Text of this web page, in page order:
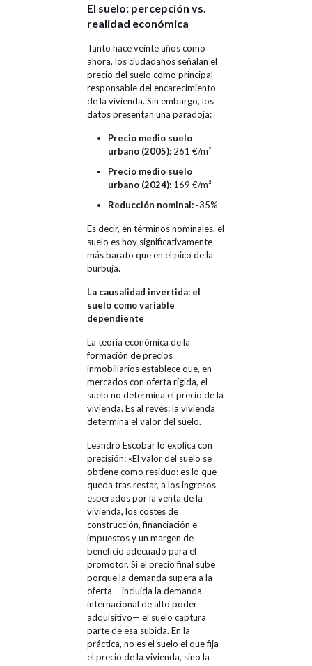
El suelo: percepción vs.
realidad económica
Tanto hace veinte años como
ahora, los ciudadanos señalan el
precio del suelo como principal
responsable del encarecimiento
de la vivienda. Sin embargo, los
datos presentan una paradoja:
Precio medio suelo
urbano (2005):261 €/m²
Precio medio suelo
urbano (2024):169 €/m²
Reducción nominal:-35%
Es decir, en términos nominales, el
suelo es hoy significativamente
más barato que en el pico de la
burbuja.
La causalidad invertida: el
suelo como variable
dependiente
La teoría económica de la
formación de precios
inmobiliarios establece que, en
mercados con oferta rígida, el
suelo no determina el precio de la
vivienda. Es al revés: la vivienda
determina el valor del suelo.
Leandro Escobar lo explica con
precisión: «El valor del suelo se
obtiene como residuo: es lo que
queda tras restar, a los ingresos
esperados por la venta de la
vivienda, los costes de
construcción, financiación e
impuestos y un margen de
beneficio adecuado para el
promotor. Si el precio final sube
porque la demanda supera a la
oferta —incluida la demanda
internacional de alto poder
adquisitivo— el suelo captura
parte de esa subida. En la
práctica, no es el suelo el que fija
el precio de la vivienda, sino la